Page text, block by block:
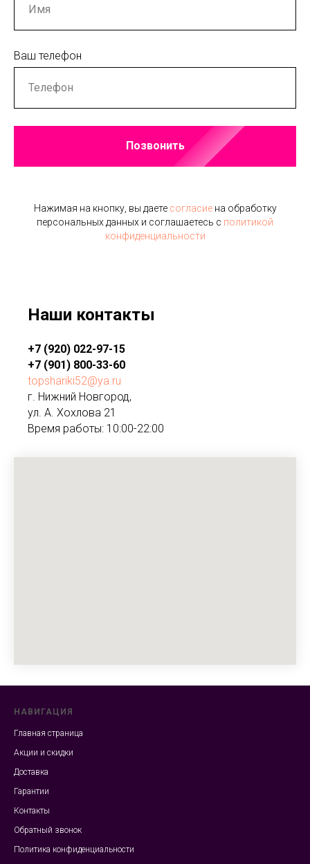
Ваш телефон
Позвонить
Нажимая на кнопку, вы даете согласиена обработку
персональных данных и соглашаетесь c политикой
конфиденциальности
Наши контакты
+7 (920) 022-97-15
+7 (901) 800-33-60
topshariki52@ya.ru
г. Нижний Новгород,
ул. А. Хохлова 21
Время работы: 10:00-22:00
НАВИГАЦИЯ
Главная страница
Акции и скидки
Доставка
Гарантии
Контакты
Обратный звонок
Политика конфиденциальности